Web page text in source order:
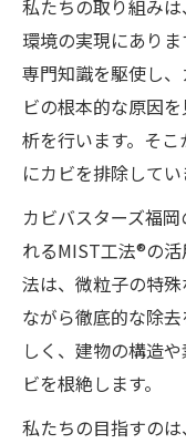
私たちの取り組み
環境の実現にあり
専門知識を駆使し
ビの根本的な原因
析を行います。そ
にカビを排除してい
カビバスターズ福
れるMIST工法®の
法は、微粒子の特
ながら徹底的な除
しく、建物の構造
ビを根絶します。
私たちの目指すの